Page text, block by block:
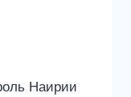
Наирии